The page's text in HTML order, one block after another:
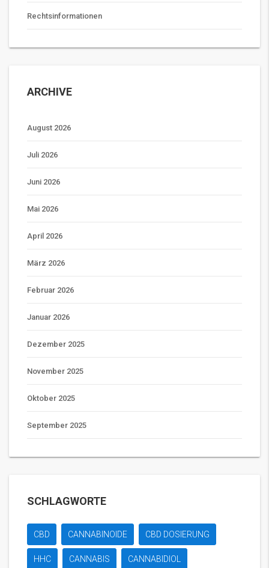
Rechtsinformationen
ARCHIVE
August 2026
Juli 2026
Juni 2026
Mai 2026
April 2026
März 2026
Februar 2026
Januar 2026
Dezember 2025
November 2025
Oktober 2025
September 2025
SCHLAGWORTE
CBD CANNABINOIDE CBD DOSIERUNG
HHC CANNABIS CANNABIDIOL